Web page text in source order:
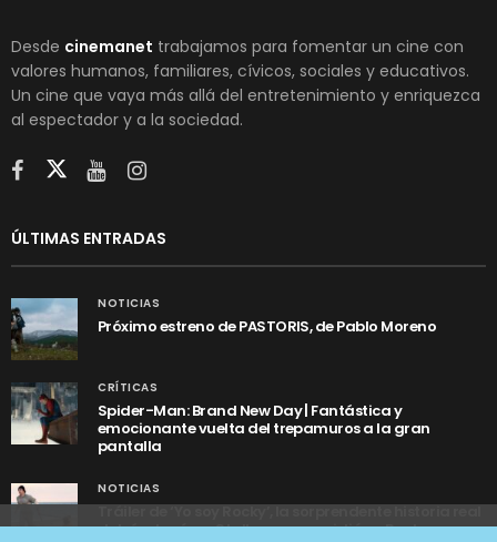
Desde cinemanet trabajamos para fomentar un cine con
valores humanos, familiares, cívicos, sociales y educativos.
Un cine que vaya más allá del entretenimiento y enriquezca
al espectador y a la sociedad.
ÚLTIMAS ENTRADAS
NOTICIAS
Próximo estreno de PASTORIS, de Pablo Moreno
CRÍTICAS
Spider-Man: Brand New Day | Fantástica y
emocionante vuelta del trepamuros a la gran
pantalla
NOTICIAS
Tráiler de ‘Yo soy Rocky’, la sorprendente historia real
detrás de cómo Stallone se convirtió en Rocky